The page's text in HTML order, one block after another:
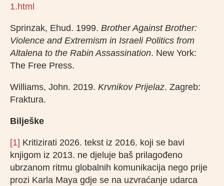
1.html
Sprinzak, Ehud. 1999. Brother Against Brother:
Violence and Extremism in Israeli Politics from
Altalena to the Rabin Assassination. New York:
The Free Press.
Williams, John. 2019. Krvnikov Prijelaz. Zagreb:
Fraktura.
Bilješke
[1] Kritizirati 2026. tekst iz 2016. koji se bavi
knjigom iz 2013. ne djeluje baš prilagođeno
ubrzanom ritmu globalnih komunikacija nego prije
prozi Karla Maya gdje se na uzvraćanje udarca